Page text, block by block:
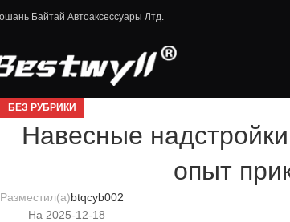
Байтай Автоаксессуары Лтд.
БЕЗ РУБРИКИ
Навесные
опыт
Разместил(а)btqcyb002
На 2025-12-18